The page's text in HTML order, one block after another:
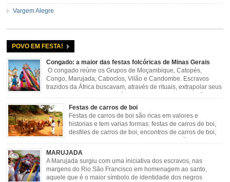
Vargem Alegre
POVO EM FESTA!
Congado: a maior das festas folcóricas de Minas Gerais
O congado reúne os Grupos de Moçambique, Catopés,
Congo, Marujada, Caboclos, Vilão e Candombe. Escravos
trazidos da África buscavam, através de rituais, extrapolar seus
sentimentos e culto a sua fé. O Congado nasceu da fusão
destes ritos com a religião católica, imposta aos negros pela Igreja, surgindo
novas histórias que envolviam, sobretudo, Nossa Senhora do […]
Festas de carros de boi
Festas de carros de boi são ricas em valores e
historias e tem varias formas: festas de carros de boi,
desfiles de carros de boi, encontros de carros de boi,
de boi, carreteada, carreiros, candeeiros, boiadas, carapinas, artesãos,
exposição agropecuária, ou seja é um ponto forte […]
MARUJADA
A Marujada surgiu com uma iniciativa dos escravos, nas
margens do Rio São Francisco em homenagem ao santo,
aquele que é o maior símbolo de identidade dos negros